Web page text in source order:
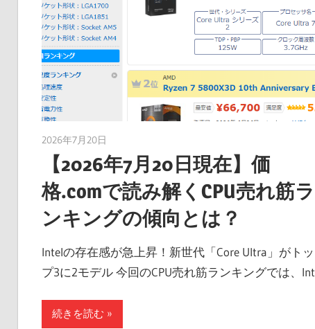
2026年7月20日
【2026年7月20日現在】価
格.comで読み解くCPU売れ筋ラ
ンキングの傾向とは？
Intelの存在感が急上昇！新世代「Core Ultra」がトッ
プ3に2モデル 今回のCPU売れ筋ランキングでは、Int
続きを読む